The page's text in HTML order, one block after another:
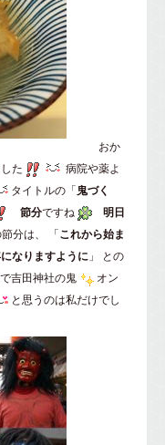
おか
た
病院や薬よ
タイトルの「鬼づく
節分ですね
明日
分は、 「これから始ま
なりますように 」
との
吉田神社の鬼
オン
と思うのは私だけでし